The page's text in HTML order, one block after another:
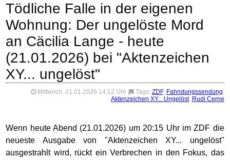
Tödliche Falle in der eigenen
Wohnung: Der ungelöste Mord
an Cäcilia Lange - heute
(21.01.2026) bei "Aktenzeichen
XY... ungelöst"
Mittwoch, 21.01.2026 14:12 Uhr Tags: ZDF, Fahndungssendung,
Aktenzeichen XY... Ungelöst, Rudi Cerne
Wenn heute Abend (21.01.2026) um 20:15 Uhr im ZDF die
neueste Ausgabe von "Aktenzeichen XY... ungelöst"
ausgestrahlt wird, rückt ein Verbrechen in den Fokus, das